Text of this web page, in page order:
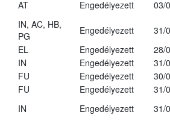
AT Engedélyezett
03/
IN, AC, HB,
PG
Engedélyezett
31/
EL Engedélyezett
28/
IN Engedélyezett
31/
FU Engedélyezett
30/
FU Engedélyezett
31/
IN Engedélyezett
31/